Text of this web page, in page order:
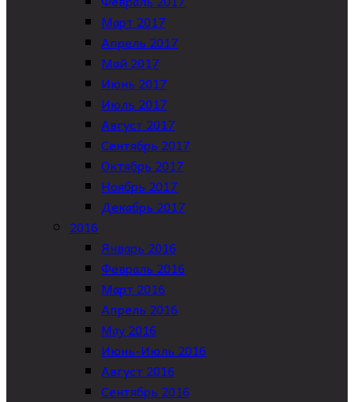
Март 2017
Апрель 2017
Май 2017
Июнь 2017
Июль 2017
Август 2017
Сентябрь 2017
Октябрь 2017
Ноябрь 2017
Декабрь 2017
2016
Январь 2016
Февраль 2016
Март 2016
Апрель 2016
May 2016
Июнь-Июль 2016
Август 2016
Сентябрь 2016